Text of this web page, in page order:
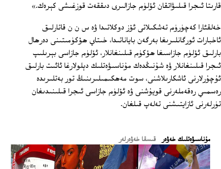
قارىتا ئىجرا قىلىۋاتقان ئۆلۈم جازالىرى دىققەت قوزغىشى كېرەك.»
خەلقئارا كەچۈرۈم تەشكىلاتى ئۆز دوكلاتىدا ۋە س ن ن قاتارلىق
ئاخبارات ئورگانلىرىغا بەرگەن باياناتىدا، خىتاي ھۆكۈمىتىنى دەرھال
بارلىق ئۆلۈم جازاسىغا ھۆكۈم قىلىنغانلار، ئۆلۈم جازاسى بېرىلىپ
ئىجرا قىلىنغانلار ۋە شۇنىڭدەك مۇناسىۋەتلىك دېلولارغا ئائىت بارلىق
ئۇچۇرلارنى ئاشكارىلاشنى، سوت مەھكىمىلىرىنىڭ تور بەتلىرىدە
رەسمىي رەقەملەرنى قويۇشنى ۋە ئۆلۈم جازاسى ئىجرا قىلىنىدىغان
تۈرلەرنى ئازايتىشنى تەلەپ قىلغان.
ﻣﯘﻧﺎﺳﯩﯟﻩﺗﻠﯩﻚ ﺧﻪﯞﻩﺭ قىسقا خەۋەرلەر